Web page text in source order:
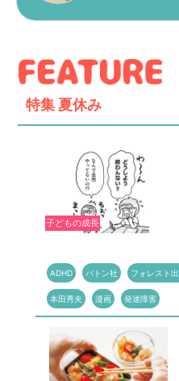
特集 夏休み
子どもの成長
ADHD バトン社 フォレスト
本田秀夫 漫画 発達障害